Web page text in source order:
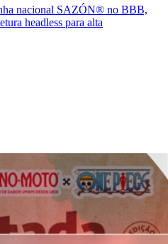
nacional SAZÓN® no BBB,
headless para alta